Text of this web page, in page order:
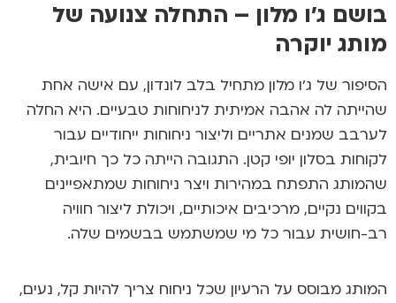
בושם ג'ו מלון – התחלה צנועה של
מותג יוקרה
הסיפור שלג'ו מלוןמתחיל בלב לונדון, עם אישה אחת
שהייתה לה אהבה אמיתית לניחוחות טבעיים. היא החלה
לערבב שמנים אתריים וליצור ניחוחות ייחודיים עבור
לקוחות בסלון יופי קטן. התגובה הייתה כל כך חיובית,
שהמותג התפתח במהירות ויצר ניחוחות שמתאפיינים
בקווים נקיים, מרכיבים איכותיים, ויכולת ליצור חוויה
רב-חושית עבור כל מי שמשתמש בבשמים שלה.
המותג מבוסס על הרעיון שכל ניחוח צריך להיות קל, נעים,